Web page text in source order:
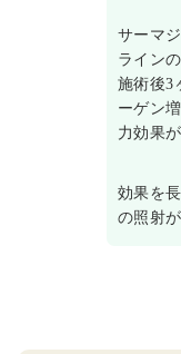
サーマ
ライン
施術後3
ーゲン
力効果
効果を
の照射